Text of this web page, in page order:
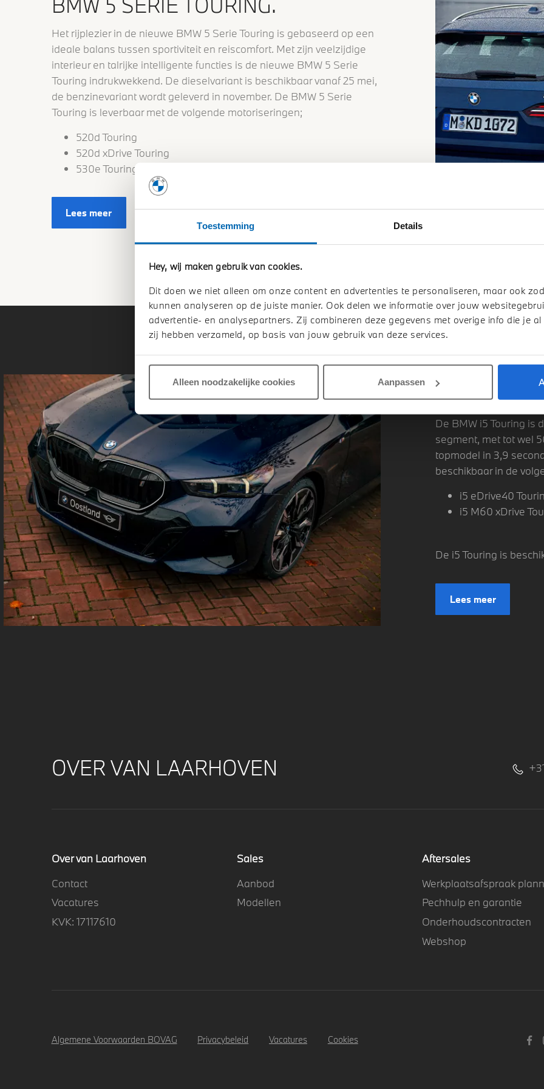
Toestemming Details
Hey, wij maken gebruik van cookies.
Dit doen we niet alleen om onze content en advertenties te personaliseren, maar ook
kunnen analyseren op de juiste manier. Ook delen we informatie over jouw
advertentie- en analysepartners. Zij combineren deze gegevens met overige info die je
zij hebben verzameld, op basis van jouw gebruik van deze services.
Alleen noodzakelijke cookies Aanpassen
Het rijplezier in de nieuwe BMW 5 Serie Touring is gebaseerd op een
ideale balans tussen sportiviteit en reiscomfort. Met zijn veelzijdige
interieur en talrijke intelligente functies is de nieuwe BMW 5 Serie
Touring indrukwekkend. De dieselvariant is beschikbaar vanaf 25 mei,
de benzinevariant wordt geleverd in november. De BMW 5 Serie
Touring is leverbaar met de volgende motoriseringen;
520d Touring
520d xDrive Touring
530e Touring
Lees meer
BMW i5
De BMW i5 Touring is
segment, met tot wel
topmodel in 3,9
beschikbaar in de
i5 eDrive40
i5 M60 xDrive
De i5 Touring is
Lees meer
OVER VAN LAARHOVEN
Over van Laarhoven
Contact
Vacatures
KVK: 17117610
Sales
Aanbod
Modellen
Aftersales
Werkplaatsafspraak
Pechhulp en garantie
Onderhoudscontracten
Webshop
Algemene Voorwaarden BOVAG Privacybeleid Vacatures Cookies